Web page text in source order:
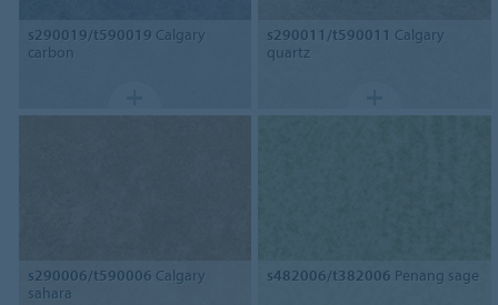
s290019/t590019 Calgary
carbon
s290011/t590011 Calgary
quartz
s290006/t590006 Calgary
sahara
s482006/t382006 Penang sage